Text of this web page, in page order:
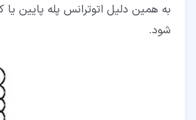
به همین دلیل اتوترانس پله پایین
شود.